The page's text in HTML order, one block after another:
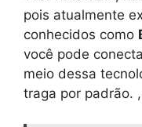
pois atualmente
conhecidos como
você pode
meio dessa
traga por padrão.